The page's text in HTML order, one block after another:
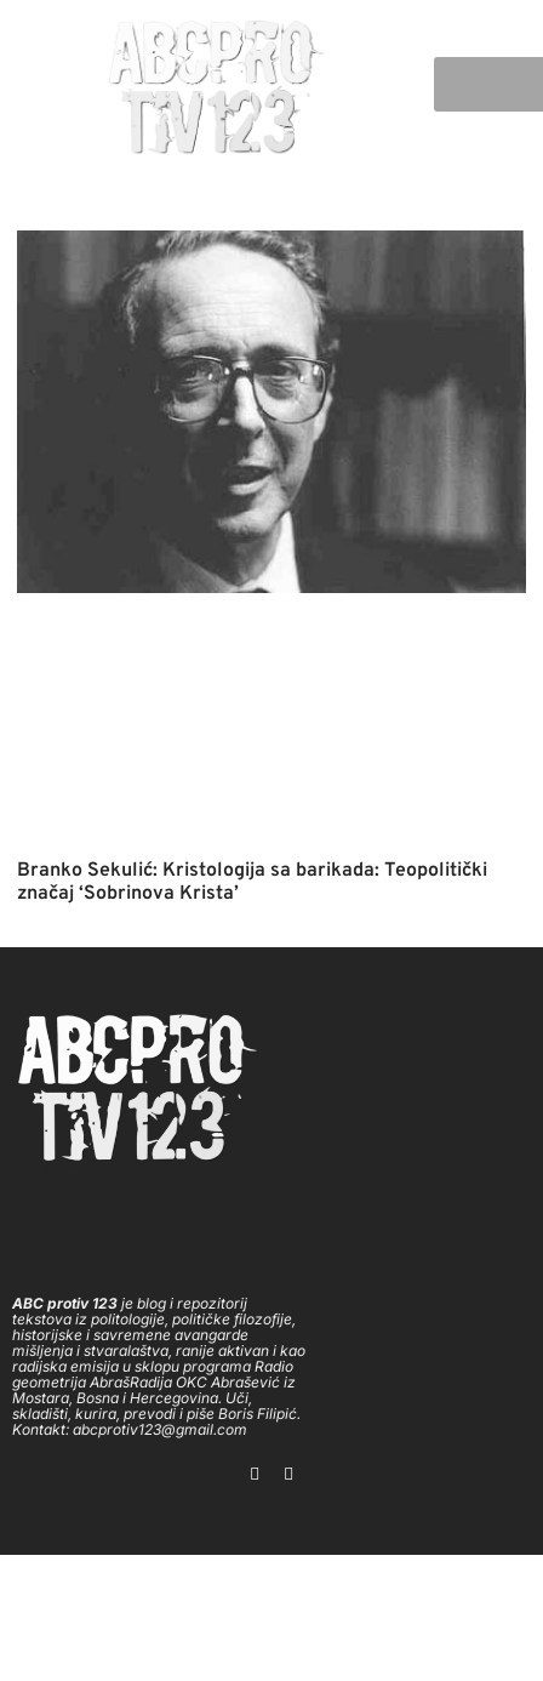
Branko Sekulić: Kristologija sa barikada: Teopolitički
značaj ‘Sobrinova Krista’
ABC protiv 123 je blog i repozitorij
tekstova iz politologije, političke filozofije,
historijske i savremene avangarde
mišljenja i stvaralaštva, ranije aktivan i kao
radijska emisija u sklopu programa Radio
geometrija AbrašRadija OKC Abrašević iz
Mostara, Bosna i Hercegovina. Uči,
skladišti, kurira, prevodi i piše Boris Filipić.
Kontakt: abcprotiv123@gmail.com